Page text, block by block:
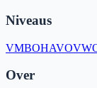
Niveaus
VMBOHAVO
Over